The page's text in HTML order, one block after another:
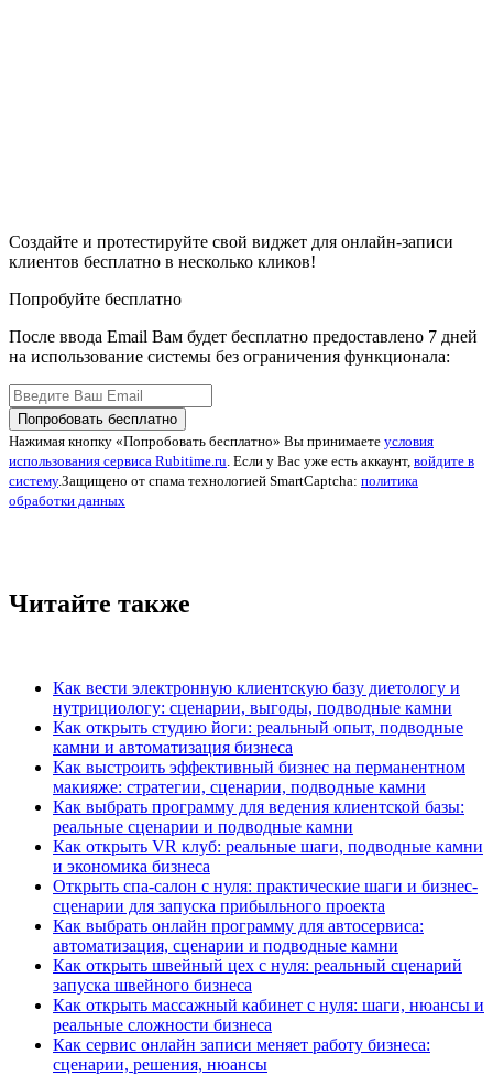
Создайте и протестируйте свой виджет для онлайн-записи
клиентов бесплатно в несколько кликов!
Попробуйте бесплатно
После ввода Email Вам будет бесплатно предоставлено 7 дней
на использование системы без ограничения функционала:
Попробовать бесплатно
Нажимая кнопку «Попробовать бесплатно» Вы принимаете условия
использования сервиса Rubitime.ru. Если у Вас уже есть аккаунт, войдите в
систему.Защищено от спама технологией SmartCaptcha: политика
обработки данных
Читайте также
Как вести электронную клиентскую базу диетологу и
нутрициологу: сценарии, выгоды, подводные камни
Как открыть студию йоги: реальный опыт, подводные
камни и автоматизация бизнеса
Как выстроить эффективный бизнес на перманентном
макияже: стратегии, сценарии, подводные камни
Как выбрать программу для ведения клиентской базы:
реальные сценарии и подводные камни
Как открыть VR клуб: реальные шаги, подводные камни
и экономика бизнеса
Открыть спа-салон с нуля: практические шаги и бизнес-
сценарии для запуска прибыльного проекта
Как выбрать онлайн программу для автосервиса:
автоматизация, сценарии и подводные камни
Как открыть швейный цех с нуля: реальный сценарий
запуска швейного бизнеса
Как открыть массажный кабинет с нуля: шаги, нюансы и
реальные сложности бизнеса
Как сервис онлайн записи меняет работу бизнеса:
сценарии, решения, нюансы